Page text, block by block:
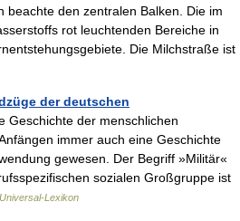
beachte den zentralen Balken. Die im
rot leuchtenden Bereiche in
Die Milchstraße ist
der deutschen
der menschlichen
immer auch eine Geschichte
gewesen. Der Begriff »Militär«
sozialen Großgruppe ist
Universal-Lexikon